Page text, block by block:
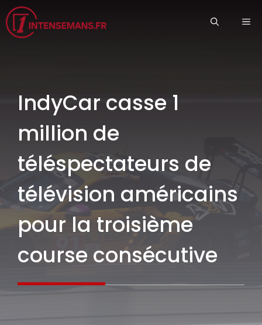
Aller
au
contenu
IndyCar casse 1
million de
téléspectateurs de
télévision américains
pour la troisième
course consécutive